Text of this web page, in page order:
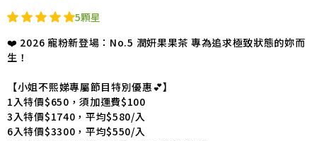
5顆星
❤️ 2026 寵粉新登場：No.5 潤妍果果茶 專為追求極致狀態的妳而
生！
【小姐不熙娣專屬節目特別優惠💕】
1入特價$650，須加運費$100
3入特價$1740，平均$580/入
6入特價$3300，平均$550/入